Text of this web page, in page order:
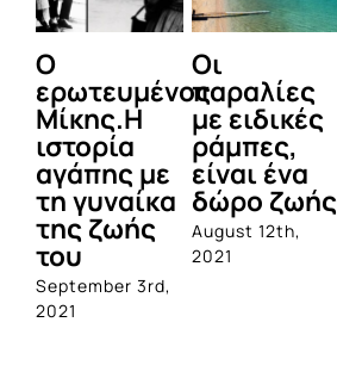
Ο
ερωτευμένος
Μίκης.Η
ιστορία
αγάπης με
τη γυναίκα
της ζωής
του
September 3rd,
2021
Οι
παραλίες
με ειδικές
ράμπες,
είναι ένα
δώρο ζωής
August 12th,
2021